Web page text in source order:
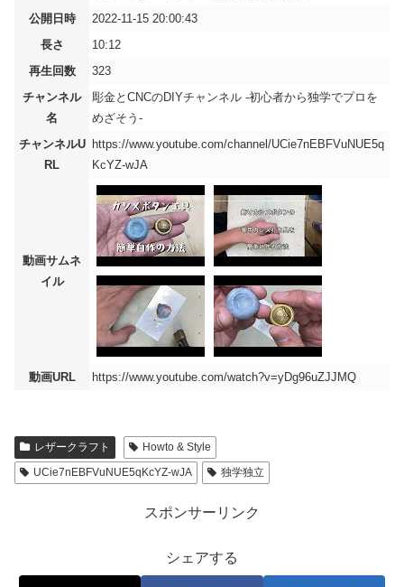
公開日時
2022-11-15 20:00:43
長さ
10:12
再生回数
323
チャンネル
名
彫金とCNCのDIYチャンネル -初心者から独学でプロを
めざそう-
チャンネルU
RL
https://www.youtube.com/channel/UCie7nEBFVuNUE5q
KcYZ-wJA
動画サムネ
イル
動画URL https://www.youtube.com/watch?v=yDg96uZJJMQ
レザークラフト
Howto & Style
UCie7nEBFVuNUE5qKcYZ-wJA
独学独立
スポンサーリンク
シェアする